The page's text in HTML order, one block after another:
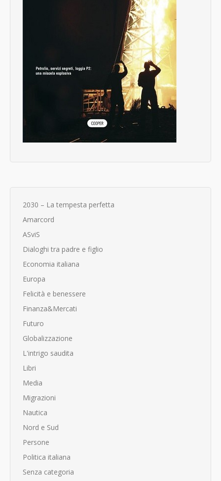
2030 – La tempesta perfetta
Amarcord
ASviS
Dialoghi tra padre e figlio
Economia italiana
Europa
Felicità e benessere
Finanza&Mercati
Futuro
Globalizzazione
L'intrigo saudita
Libri
Media
Migrazioni
Nautica
Nord e Sud
Persone
Politica italiana
Senza categoria